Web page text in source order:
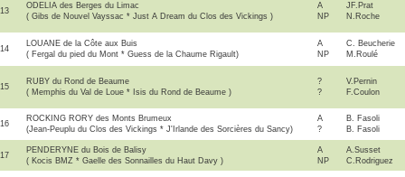
13
ODELIA des Berges du Limac
( Gibs de Nouvel Vayssac * Just A Dream du Clos des Vickings )
A
NP
JF.Prat
N.Roche
14
LOUANE de la Côte aux Buis
( Fergal du pied du Mont * Guess de la Chaume Rigault)
A
NP
C. Beucherie
M.Roulé
15
RUBY du Rond de Beaume
( Memphis du Val de Loue * Isis du Rond de Beaume )
?
?
V.Pernin
F.Coulon
16
ROCKING RORY des Monts Brumeux
(Jean-Peuplu du Clos des Vickings * J'Irlande des Sorcières du Sancy)
A
?
B. Fasoli
B. Fasoli
17
PENDERYNE du Bois de Balisy
( Kocis BMZ * Gaelle des Sonnailles du Haut Davy )
A
NP
A.Susset
C.Rodriguez